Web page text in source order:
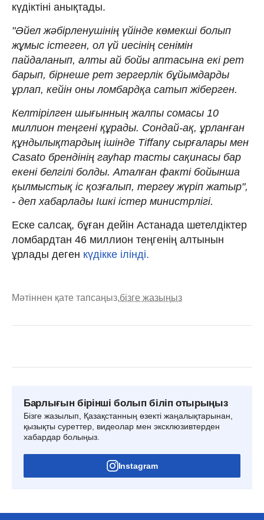
күдіктіні анықтады.
"Әйел жәбірленушінің үйінде көмекші болып
жұмыс істеген, ол үй иесінің сенімін
пайдаланып, алты ай бойы аптасына екі рет
барып, бірнеше рет зергерлік бұйымдарды
ұрлап, кейін оны ломбардқа сатып жіберген.
Келтірілген шығынның жалпы сомасы 10
миллион теңгені құрады. Сондай-ақ, ұрланған
құндылықтардың ішінде Tiffany сырғалары мен
Casato брендінің гауһар тасты сақинасы бар
екені белгілі болды. Аталған факті бойынша
қылмыстық іс қозғалып, тергеу жүріп жатыр",
- деп хабарлады Ішкі істер министрлігі.
Еске салсақ, бұған дейін Астанада шетелдіктер
ломбардтан 46 миллион теңгенің алтынын
ұрлады деген күдікке ілінді.
Мәтіннен қате тапсаңыз,бізге жазыңыз
Барлығын бірінші болып біліп отырыңыз
Бізге жазылып, Қазақстанның өзекті жаңалықтарынан,
қызықты суреттер, видеолар мен эксклюзивтерден
хабардар болыңыз.
Instagram